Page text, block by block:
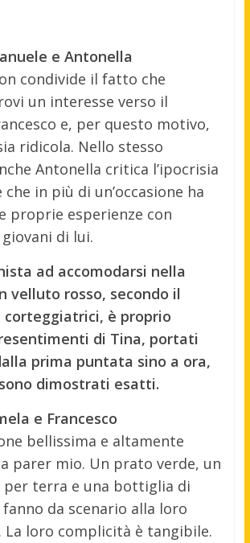
e Antonella
condivide il fatto che
un interesse verso il
e, per questo motivo,
ridicola. Nello stesso
Antonella critica l’ipocrisia
che in più di un’occasione ha
proprie esperienze con
di lui.
ad accomodarsi nella
velluto rosso, secondo il
corteggiatrici, è proprio
di Tina, portati
prima puntata sino a ora,
dimostrati esatti.
e Francesco
bellissima e altamente
parer mio. Un prato verde, un
per terra e una bottiglia di
da scenario alla loro
La loro complicità è tangibile.